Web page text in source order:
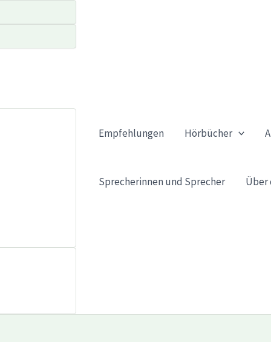
Empfehlungen Hörbücher
Sprecherinnen und Sprecher Über